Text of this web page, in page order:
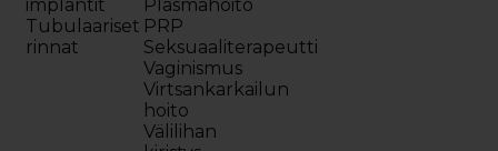
implantit
Tubulaariset
rinnat
Plasmahoito
PRP
Seksuaaliterapeutti
Vaginismus
Virtsankarkailun
hoito
Välilihan